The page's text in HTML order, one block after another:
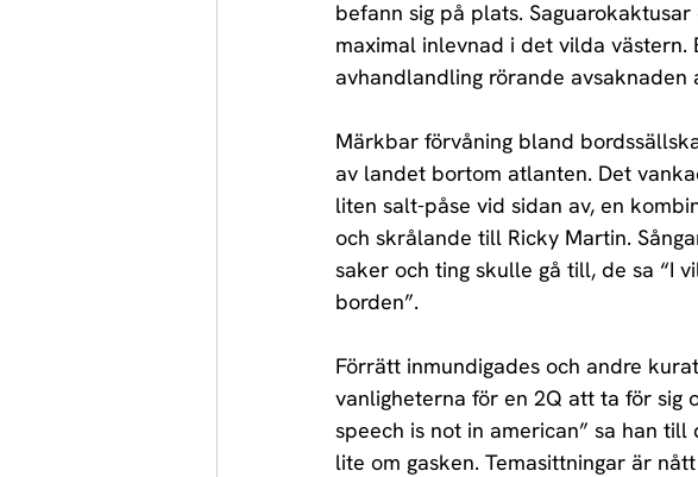
befann sig på plats.
maximal inlevnad i det vilda
avhandlandling rörande
Märkbar förvåning bland
av landet bortom atlanten. Det
liten salt-påse vid sidan av, en
och skrålande till Ricky Martin.
saker och ting skulle gå till, de sa “I
borden”.
Förrätt inmundigades och andre
vanligheterna för en 2Q att ta för sig
speech is not in american” sa han
lite om gasken. Temasittningar är